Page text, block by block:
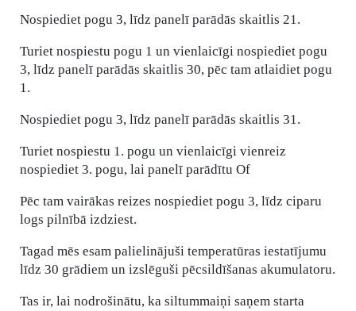
Nospiediet pogu 3, līdz panelī parādās skaitlis 21.
Turiet nospiestu pogu 1 un vienlaicīgi nospiediet pogu
3, līdz panelī parādās skaitlis 30, pēc tam atlaidiet pogu
1.
Nospiediet pogu 3, līdz panelī parādās skaitlis 31.
Turiet nospiestu 1. pogu un vienlaicīgi vienreiz
nospiediet 3. pogu, lai panelī parādītu Of
Pēc tam vairākas reizes nospiediet pogu 3, līdz ciparu
logs pilnībā izdziest.
Tagad mēs esam palielinājuši temperatūras iestatījumu
līdz 30 grādiem un izslēguši pēcsildīšanas akumulatoru.
Tas ir, lai nodrošinātu, ka siltummaiņi saņem starta